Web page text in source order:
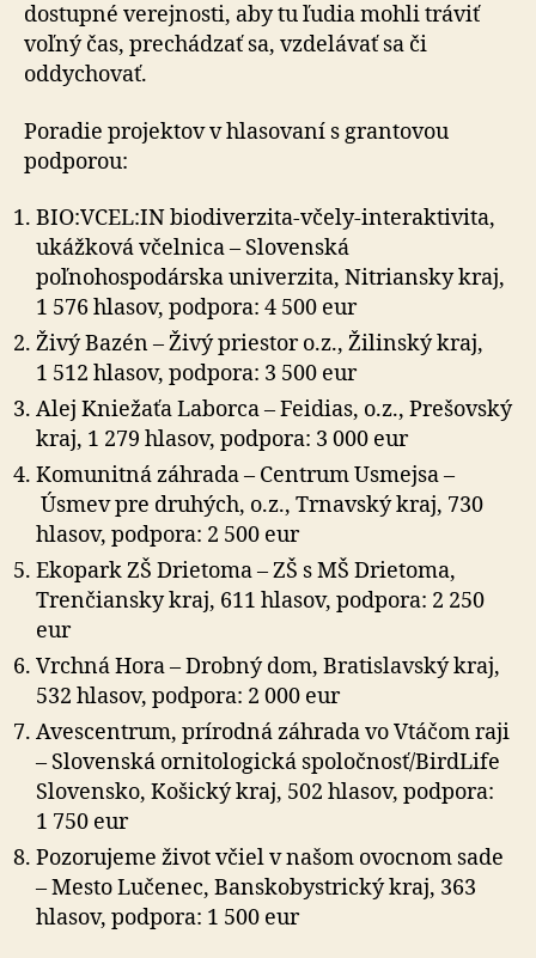
dostupné verejnosti, aby tu ľudia mohli tráviť
voľný čas, prechádzať sa, vzdelávať sa či
oddychovať.
Poradie projektov v hlasovaní s grantovou
podporou:
BIO:VCEL:IN biodiverzita-včely-interaktivita,
ukážková včelnica – Slovenská
poľnohospodárska univerzita, Nitriansky kraj,
1 576 hlasov, podpora: 4 500 eur
Živý Bazén – Živý priestor o.z., Žilinský kraj,
1 512 hlasov, podpora: 3 500 eur
Alej Kniežaťa Laborca – Feidias, o.z., Prešovský
kraj, 1 279 hlasov, podpora: 3 000 eur
Komunitná záhrada – Centrum Usmejsa –
Úsmev pre druhých, o.z., Trnavský kraj, 730
hlasov, podpora: 2 500 eur
Ekopark ZŠ Drietoma – ZŠ s MŠ Drietoma,
Trenčiansky kraj, 611 hlasov, podpora: 2 250
eur
Vrchná Hora – Drobný dom, Bratislavský kraj,
532 hlasov, podpora: 2 000 eur
Avescentrum, prírodná záhrada vo Vtáčom raji
– Slovenská ornitologická spoločnosť/BirdLife
Slovensko, Košický kraj, 502 hlasov, podpora:
1 750 eur
Pozorujeme život včiel v našom ovocnom sade
– Mesto Lučenec, Banskobystrický kraj, 363
hlasov, podpora: 1 500 eur